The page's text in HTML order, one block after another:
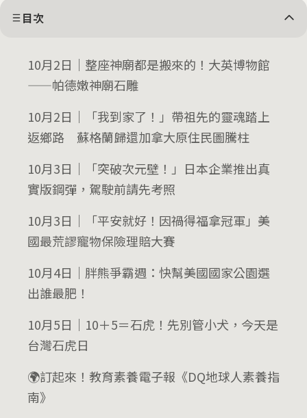
目次
10月2日｜整座神廟都是搬來的！大英博物館
——帕德嫩神廟石雕
10月2日｜「我到家了！」帶祖先的靈魂踏上
返鄉路 蘇格蘭歸還加拿大原住民圖騰柱
10月3日｜「突破次元壁！」日本企業推出真
實版鋼彈，駕駛前請先考照
10月3日｜「平安就好！因禍得福拿冠軍」美
國最荒謬寵物保險理賠大賽
10月4日｜胖熊爭霸週：快幫美國國家公園選
出誰最肥！
10月5日｜10＋5＝石虎！先別管小犬，今天是
台灣石虎日
🌍訂起來！教育素養電子報《DQ地球人素養指
南》